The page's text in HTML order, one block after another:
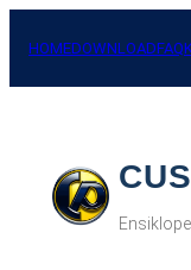
HOMEDOWNLOADFAQ